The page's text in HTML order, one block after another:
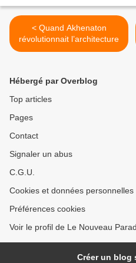
< Quand Akhenaton
révolutionnait l’architecture
Hébergé par Overblog
Top articles
Pages
Contact
Signaler un abus
C.G.U.
Cookies et données personnelles
Préférences cookies
Voir le profil de Le Nouveau
Créer un blog